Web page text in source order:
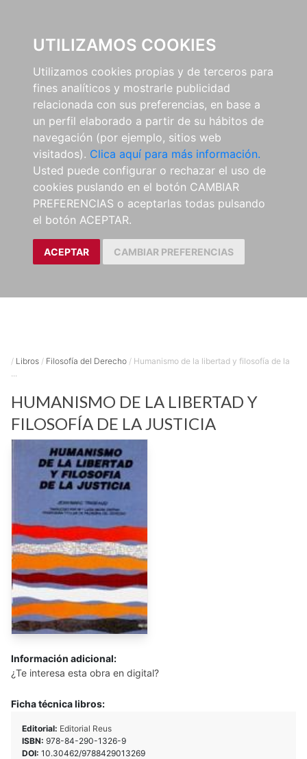
UTILIZAMOS COOKIES
Utilizamos cookies propias y de terceros para
fines analíticos y mostrarle publicidad
relacionada con sus preferencias, en base a
un perfil elaborado a partir de su hábitos de
navegación (por ejemplo, sitios web
visitados). Clica aquí para más información.
Usted puede configurar o rechazar el uso de
cookies puslando en el botón CAMBIAR
PREFERENCIAS o aceptarlas todas pulsando
el botón ACEPTAR.
ACEPTAR CAMBIAR PREFERENCIAS
/ Libros / Filosofía del Derecho / Humanismo de la libertad y filosofía de la
...
HUMANISMO DE LA LIBERTAD Y
FILOSOFÍA DE LA JUSTICIA
Información adicional:
¿Te interesa esta obra en digital?
Ficha técnica libros:
Editorial: Editorial Reus
ISBN: 978-84-290-1326-9
DOI: 10.30462/9788429013269